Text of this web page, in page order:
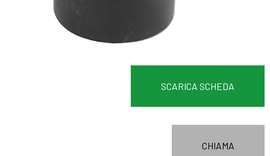
SCARICA SCHEDA
CHIAMA